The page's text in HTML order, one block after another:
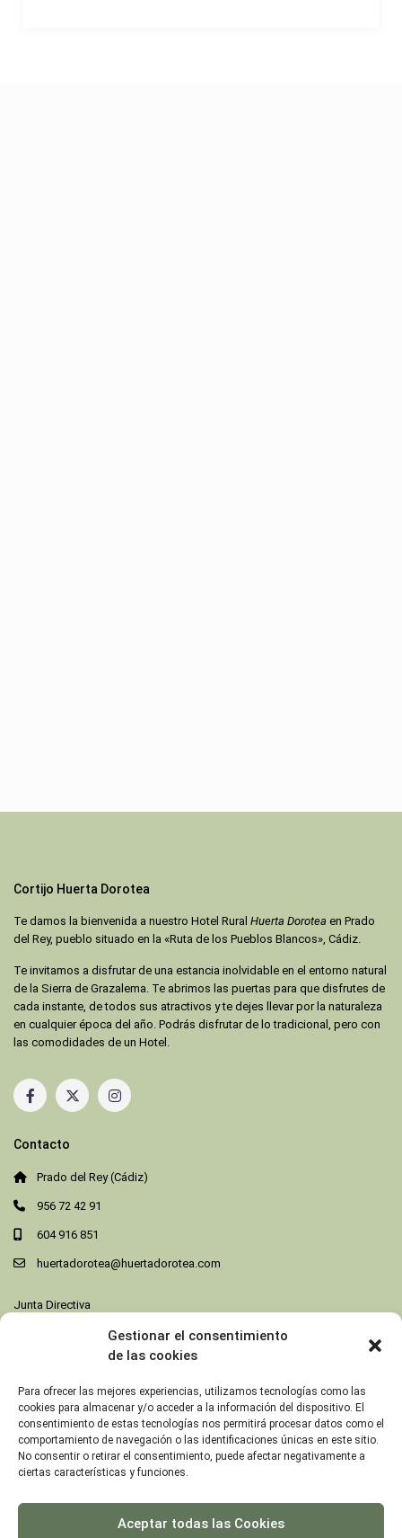
Gestionar el consentimiento
de las cookies
Para ofrecer las mejores experiencias, utilizamos tecnologías como las
cookies para almacenar y/o acceder a la información del dispositivo. El
consentimiento de estas tecnologías nos permitirá procesar datos como el
comportamiento de navegación o las identificaciones únicas en este sitio.
No consentir o retirar el consentimiento, puede afectar negativamente a
ciertas características y funciones.
Aceptar todas las Cookies
Cortijo Huerta Dorotea
Te damos la bienvenida a nuestro Hotel RuralHuerta Doroteaen Prado
del Rey, pueblo situado en la «Ruta de los Pueblos Blancos», Cádiz.
Te invitamos a disfrutar de una estancia inolvidable en el entorno natural
de la Sierra de Grazalema. Te abrimos las puertas para que disfrutes de
cada instante, de todos sus atractivos y te dejes llevar por la naturaleza
en cualquier época del año. Podrás disfrutar de lo tradicional, pero con
las comodidades de un Hotel.
Contacto
Prado del Rey (Cádiz)
956 72 42 91
604 916 851
huertadorotea@huertadorotea.com
Junta Directiva
Prado del Rey
/noche
Cabaña Taramilla – 2 Personas
/noche